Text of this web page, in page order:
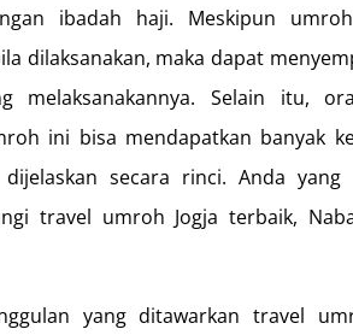
ibadah haji. Meskipun
dilaksanakan, maka dapat
melaksanakannya. Selain itu,
ini bisa mendapatkan banyak
secara rinci. Anda yang
travel umroh Jogja terbaik,
yang ditawarkan travel